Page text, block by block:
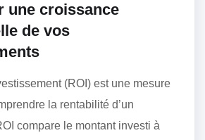
une croissance
de vos
(ROI) est une mesure
la rentabilité d’un
compare le montant investi à